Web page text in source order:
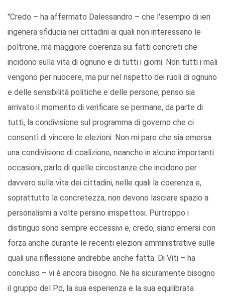
"Credo – ha affermato Dalessandro – che l'esempio di ieri
ingenera sfiducia nei cittadini ai quali non interessano le
poltrone, ma maggiore coerenza sui fatti concreti che
incidono sulla vita di ognuno e di tutti i giorni. Non tutti i mali
vengono per nuocere, ma pur nel rispetto dei ruoli di ognuno
e delle sensibilità politiche e delle persone, penso sia
arrivato il momento di verificare se permane, da parte di
tutti, la condivisione sul programma di governo che ci
consentì di vincere le elezioni. Non mi pare che sia emersa
una condivisione di coalizione, neanche in alcune importanti
occasioni, parlo di quelle circostanze che incidono per
davvero sulla vita dei cittadini, nelle quali la coerenza e,
soprattutto la concretezza, non devono lasciare spazio a
personalismi a volte persino irrispettosi. Purtroppo i
distinguo sono sempre eccessivi e, credo, siano emersi con
forza anche durante le recenti elezioni amministrative sulle
quali una riflessione andrebbe anche fatta. Di Viti – ha
concluso – vi è ancora bisogno. Ne ha sicuramente bisogno
il gruppo del Pd, la sua esperienza e la sua equilibrata